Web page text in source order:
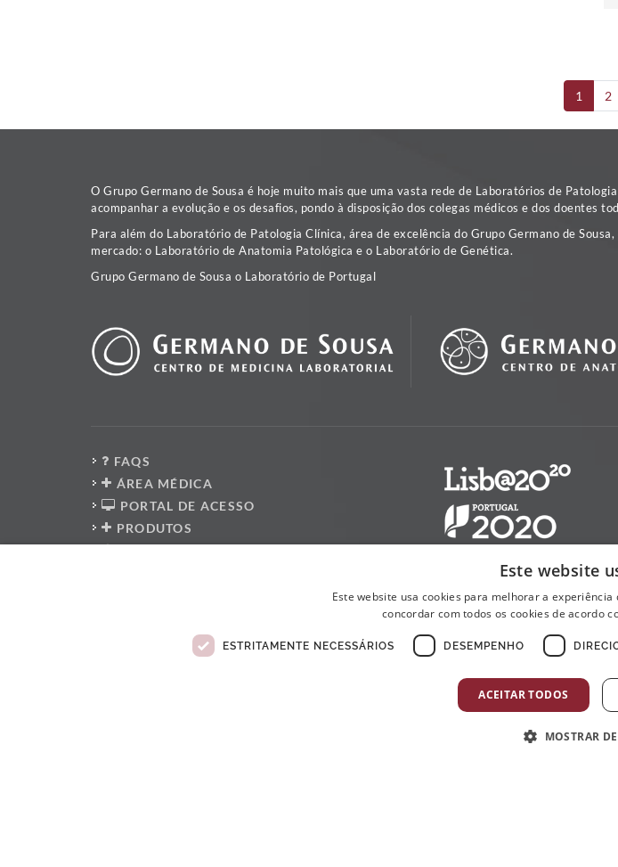
1 2
O Grupo Germano de Sousa é hoje muito mais que uma vasta rede de Laboratórios de
acompanhar a evolução e os desafios, pondo à disposição dos colegas médicos e dos doentes
Para além do Laboratório de Patologia Clínica, área de excelência do Grupo Germano de
mercado: o Laboratório de Anatomia Patológica e o Laboratório de Genética.
Grupo Germano de Sousa o Laboratório de Portugal
FAQS
ÁREA MÉDICA
PORTAL DE ACESSO
PRODUTOS
POLÍTICA ANTI-CORRUPÇÃO
CÓDIGO DE CONDUTA
Este website
Este website usa cookies para melhorar a
concordar com todos os cookies de acordo
ESTRITAMENTE NECESSÁRIOS DESEMPENHO
ACEITAR TODOS
MOSTRAR